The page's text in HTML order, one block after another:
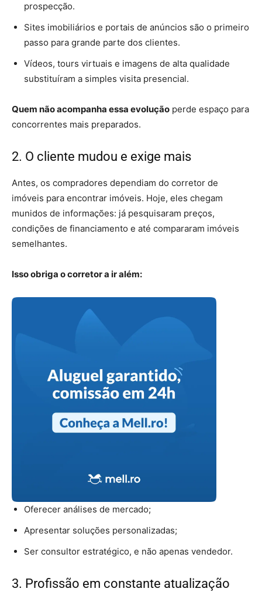
prospecção.
Sites imobiliários e portais de anúncios são o primeiro
passo para grande parte dos clientes.
Vídeos, tours virtuais e imagens de alta qualidade
substituíram a simples visita presencial.
Quem não acompanha essa evolução perde espaço para
concorrentes mais preparados.
2. O cliente mudou e exige mais
Antes, os compradores dependiam do corretor de
imóveis para encontrar imóveis. Hoje, eles chegam
munidos de informações: já pesquisaram preços,
condições de financiamento e até compararam imóveis
semelhantes.
Isso obriga o corretor a ir além:
Oferecer análises de mercado;
Apresentar soluções personalizadas;
Ser consultor estratégico, e não apenas vendedor.
3. Profissão em constante atualização